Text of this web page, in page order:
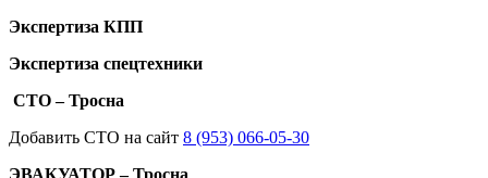
Экспертиза КПП
Экспертиза спецтехники
СТО – Тросна
Добавить СТО на сайт 8 (953) 066-05-30
ЭВАКУАТОР – Тросна